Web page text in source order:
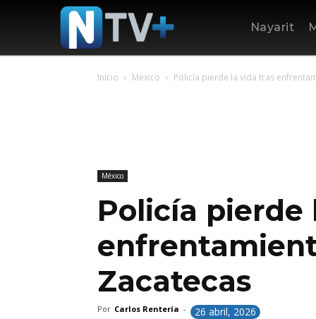
Nayarit
Inicio México Policía pierde la vida tras
México
Policía pierde
Zacatecas
Por Carlos Rentería - 26 abril, 2026